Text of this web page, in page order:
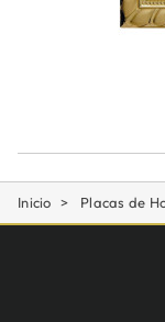
Inicio Placas de